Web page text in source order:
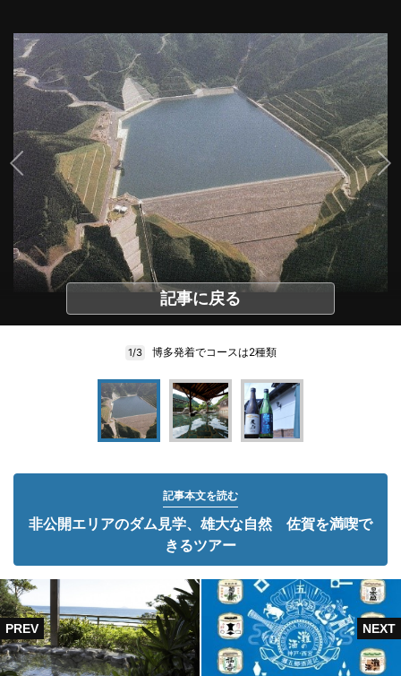
記事に戻る
1/3 博多発着でコースは2種類
記事本文を読む
非公開エリアのダム見学、雄大な自然 佐賀を満喫で
きるツアー